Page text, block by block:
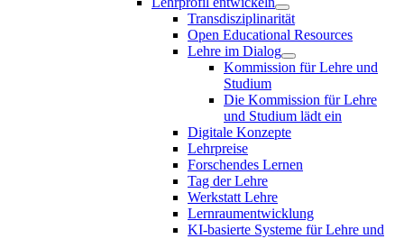
Transdisziplinarität
Open Educational Resources
Lehre im Dialog
Kommission für Lehre und
Studium
Die Kommission für Lehre
und Studium lädt ein
Digitale Konzepte
Lehrpreise
Forschendes Lernen
Tag der Lehre
Werkstatt Lehre
Lernraumentwicklung
KI-basierte Systeme für Lehre und